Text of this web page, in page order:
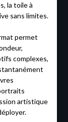
la toile à
sans limites.
permet
complexes,
artistique